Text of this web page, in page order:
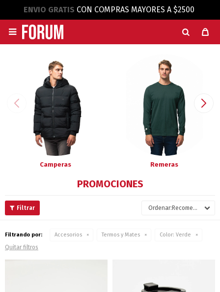
ENVIO GRATIS CON COMPRAS MAYORES A $2500

Camperas Remeras
PROMOCIONES
Recomendados
Filtrando por: Accesorios Termos y Mates Color: Verde
Quitar filtros